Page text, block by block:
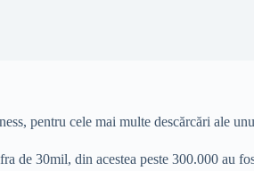
pentru cele mai multe descărcări ale
de 30mil, din acestea peste 300.000 au